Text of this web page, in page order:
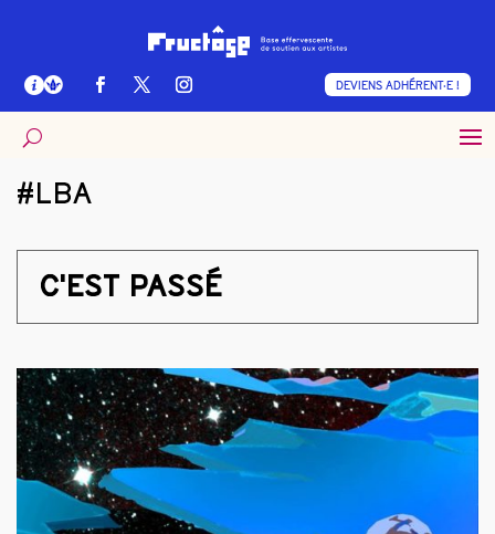
DEVIENS ADHÉRENT·E !
#LBA
C'EST PASSÉ